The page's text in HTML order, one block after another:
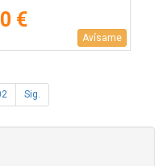
€
Avísame
Sig.